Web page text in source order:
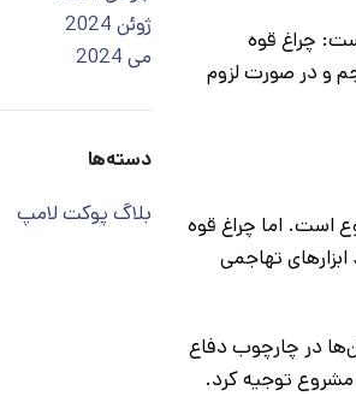
چراغ قوه
و در صورت لزوم
است. اما چراغ قوه
تهاجمی
در چارچوب دفاع
توجیه کرد.
ژوئن 2024
می 2024
دسته‌ها
بلاگ پوکت لامپ